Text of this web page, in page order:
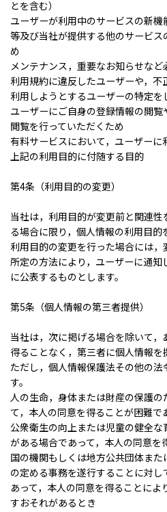
とを含む）
ユーザーが利用中のサービスの新
等及び当社が提供する他のサービ
め
メンテナンス，重要なお知らせな
利用規約に違反したユーザーや，不
利用しようとするユーザーの特定を
ユーザーにご自身の登録情報の閲
閲覧を行っていただくため
有料サービスにおいて，ユーザーに
上記の利用目的に付随する目的
第4条（利用目的の変更）
当社は，利用目的が変更前と関連
る場合に限り，個人情報の利用目的
利用目的の変更を行った場合には，
所定の方法により，ユーザーに通
に公表するものとします。
第5条（個人情報の第三者提供）
当社は，次に掲げる場合を除いて
得ることなく，第三者に個人情報を
ただし，個人情報保護法その他の
す。
人の生命，身体または財産の保護
て，本人の同意を得ることが困難で
公衆衛生の向上または児童の健全
がある場合であって，本人の同意を
国の機関もしくは地方公共団体ま
の定める事務を遂行することに対
あって，本人の同意を得ることに
すおそれがあるとき